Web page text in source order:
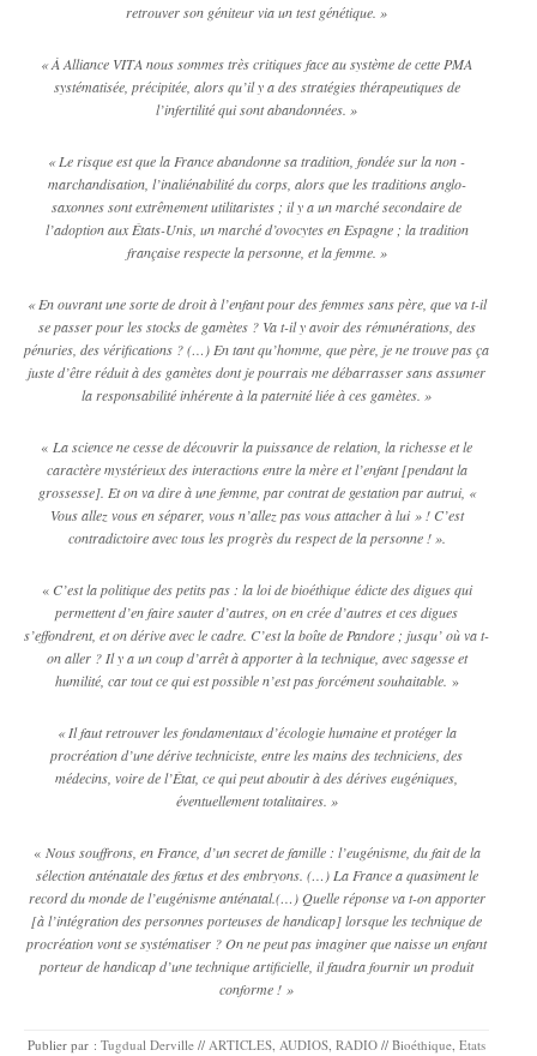
retrouver son géniteur via un test génétique. »
« À Alliance VITA nous sommes très critiques face au système de cette PMA
systématisée, précipitée, alors qu’il y a des stratégies thérapeutiques de
l’infertilité qui sont abandonnées. »
« Le risque est que la France abandonne sa tradition, fondée sur la non -
marchandisation, l’inaliénabilité du corps, alors que les traditions anglo-
saxonnes sont extrêmement utilitaristes ; il y a un marché secondaire de
l’adoption aux États-Unis, un marché d’ovocytes en Espagne ; la tradition
française respecte la personne, et la femme. »
« En ouvrant une sorte de droit à l’enfant pour des femmes sans père, que va t-il
se passer pour les stocks de gamètes ? Va t-il y avoir des rémunérations, des
pénuries, des vérifications ? (…) En tant qu’homme, que père, je ne trouve pas ça
juste d’être réduit à des gamètes dont je pourrais me débarrasser sans assumer
la responsabilité inhérente à la paternité liée à ces gamètes. »
« La science ne cesse de découvrir la puissance de relation, la richesse et le
caractère mystérieux des interactions entre la mère et l’enfant [pendant la
grossesse]. Et on va dire à une femme, par contrat de gestation par autrui, «
Vous allez vous en séparer, vous n’allez pas vous attacher à lui » ! C’est
contradictoire avec tous les progrès du respect de la personne ! ».
« C’est la politique des petits pas : la loi de bioéthique édicte des digues qui
permettent d’en faire sauter d’autres, on en crée d’autreset ces digues
s’effondrent, et on dérive avec le cadre. C’est la boîte de Pandore ; jusqu’ où va t-
on aller ? Il y a un coup d’arrêt à apporter à la technique, avec sagesse et
humilité, car tout ce qui est possible n’est pas forcément souhaitable. »
« Il faut retrouver les fondamentaux d’écologie humaine et protéger la
procréation d’une dérive techniciste, entre les mains des techniciens, des
médecins, voire de l’État, ce qui peut aboutir à des dérives eugéniques,
éventuellement totalitaires. »
« Nous souffrons, en France, d’un secret de famille : l’eugénisme, du fait de la
sélection anténatale des fœtus et des embryons. (…) La France a quasiment le
record du monde de l’eugénisme anténatal.(…) Quelle réponse va t-on apporter
[à l’intégration des personnes porteuses de handicap] lorsque les technique de
procréation vont se systématiser ? On ne peut pas imaginer que naisse un enfant
porteur de handicap d’une technique artificielle, il faudra fournir un produit
conforme ! »
Publier par : Tugdual Derville // ARTICLES AUDIOS RADIO // Bioéthique Etats